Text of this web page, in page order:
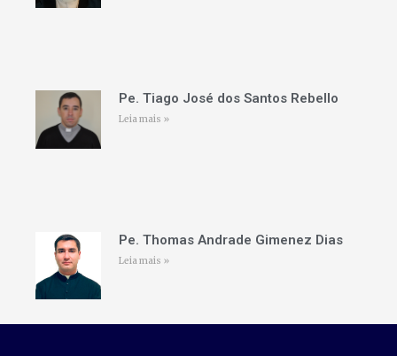
Pe. Tiago José dos Santos Rebello
Leia mais »
Pe. Thomas Andrade Gimenez Dias
Leia mais »